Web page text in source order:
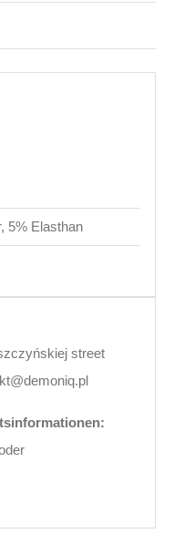
5% Elasthan
street